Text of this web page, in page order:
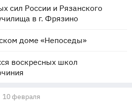
сил России и Рязанского
в г. Фрязино
доме «Непоседы»
воскресных школ
10 февраля